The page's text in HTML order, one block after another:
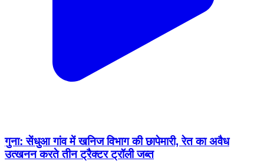
गुना: सेंधुआ गांव में खनिज विभाग की छापेमारी, रेत का अवैध
उत्खनन करते तीन ट्रैक्टर ट्रॉली जब्त